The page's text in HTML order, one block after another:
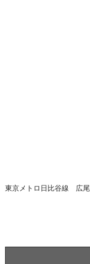
東京メトロ日比谷線 広